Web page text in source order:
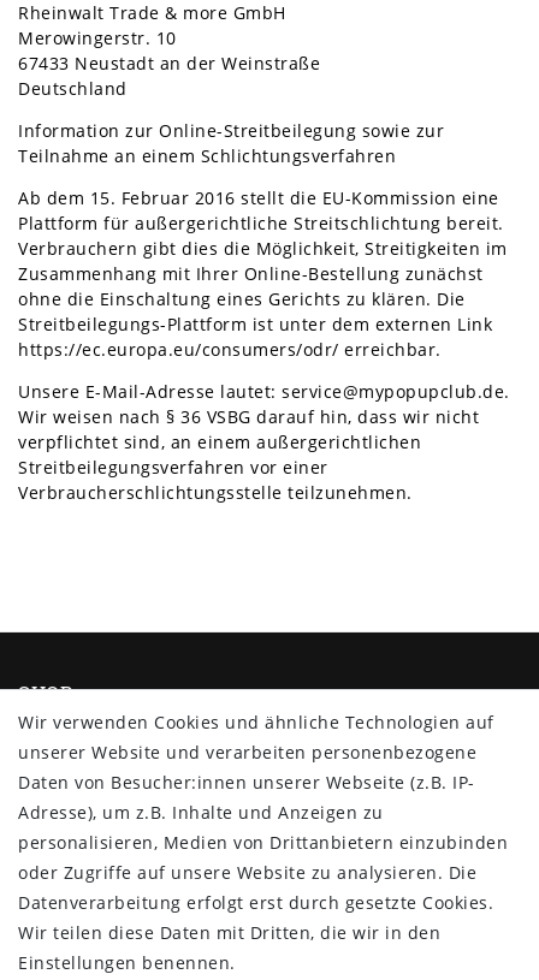
Rheinwalt Trade & more GmbH
Merowingerstr. 10
67433 Neustadt an der Weinstraße
Deutschland
Information zur Online-Streitbeilegung sowie zur
Teilnahme an einem Schlichtungsverfahren
Ab dem 15. Februar 2016 stellt die EU-Kommission eine
Plattform für außergerichtliche Streitschlichtung bereit.
Verbrauchern gibt dies die Möglichkeit, Streitigkeiten im
Zusammenhang mit Ihrer Online-Bestellung zunächst
ohne die Einschaltung eines Gerichts zu klären. Die
Streitbeilegungs-Plattform ist unter dem externen Link
https://ec.europa.eu/consumers/odr/ erreichbar.
Unsere E-Mail-Adresse lautet: service@mypopupclub.de.
Wir weisen nach § 36 VSBG darauf hin, dass wir nicht
verpflichtet sind, an einem außergerichtlichen
Streitbeilegungsverfahren vor einer
Verbraucherschlichtungsstelle teilzunehmen.
SHOP
Impressum
Daten­schutz­erklärung
AGB
Barrierefreiheitserklärung
Widerrufs­recht
Vertrag widerrufen
MYPOPUPCLUB
Wir verwenden Cookies und ähnliche Technologien auf
unserer Website und verarbeiten personenbezogene
Daten von Besucher:innen unserer Webseite (z.B. IP-
Adresse), um z.B. Inhalte und Anzeigen zu
personalisieren, Medien von Drittanbietern einzubinden
oder Zugriffe auf unsere Website zu analysieren. Die
Datenverarbeitung erfolgt erst durch gesetzte Cookies.
Wir teilen diese Daten mit Dritten, die wir in den
Einstellungen benennen.